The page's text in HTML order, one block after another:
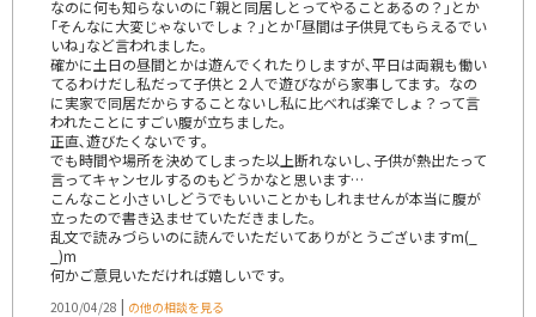
なのに何も知らないのに｢親と同居しとってやることあるの？｣とか
｢そんなに大変じゃないでしょ？｣とか｢昼間は子供見てもらえるでい
いね｣など言われました｡
確かに土日の昼間とかは遊んでくれたりしますが､平日は両親も働い
てるわけだし私だって子供と２人で遊びながら家事してます。なの
に実家で同居だからすることないし私に比べれば楽でしょ？って言
われたことにすごい腹が立ちました｡
正直､遊びたくないです｡
でも時間や場所を決めてしまった以上断れないし､子供が熱出たって
言ってキャンセルするのもどうかなと思います…
こんなこと小さいしどうでもいいことかもしれませんが本当に腹が
立ったので書き込ませていただきました｡
乱文で読みづらいのに読んでいただいてありがとうございますm(_
_)m
何かご意見いただければ嬉しいです。
2010/04/28 | の他の相談を見る